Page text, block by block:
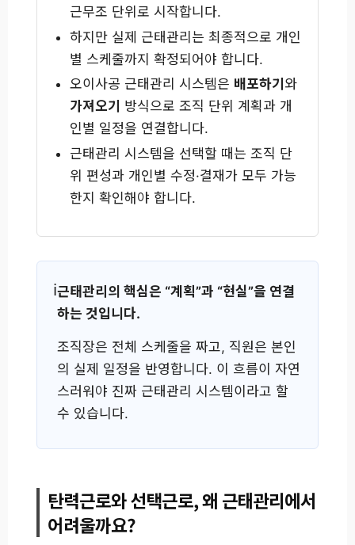
근무조 단위로 시작합니다.
하지만 실제 근태관리는 최종적으로 개인
별 스케줄까지 확정되어야 합니다.
오이사공 근태관리 시스템은 배포하기 와
가져오기 방식으로 조직 단위 계획과 개
인별 일정을 연결합니다.
근태관리 시스템을 선택할 때는 조직 단
위 편성과 개인별 수정·결재가 모두 가능
한지 확인해야 합니다.
근태관리의 핵심은 “계획”과 “현실”을 연결
하는 것입니다.
조직장은 전체 스케줄을 짜고, 직원은 본인
의 실제 일정을 반영합니다. 이 흐름이 자연
스러워야 진짜 근태관리 시스템이라고 할
수 있습니다.
탄력근로와 선택근로, 왜 근태관리에서
어려울까요?